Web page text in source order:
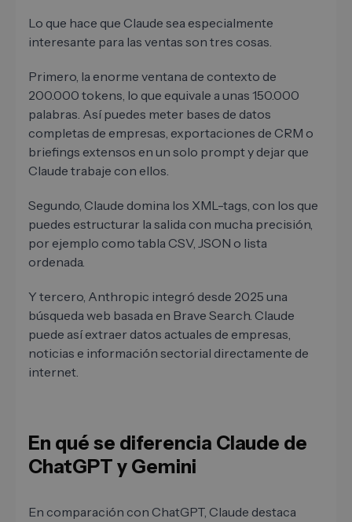
Lo que hace que Claude sea especialmente
interesante para las ventas son tres cosas.
Primero, la enorme ventana de contexto de
200.000 tokens, lo que equivale a unas 150.000
palabras. Así puedes meter bases de datos
completas de empresas, exportaciones de CRM o
briefings extensos en un solo prompt y dejar que
Claude trabaje con ellos.
Segundo, Claude domina los XML-tags, con los que
puedes estructurar la salida con mucha precisión,
por ejemplo como tabla CSV, JSON o lista
ordenada.
Y tercero, Anthropic integró desde 2025 una
búsqueda web basada en Brave Search. Claude
puede así extraer datos actuales de empresas,
noticias e información sectorial directamente de
internet.
En qué se diferencia Claude de
ChatGPT y Gemini
En comparación con ChatGPT, Claude destaca